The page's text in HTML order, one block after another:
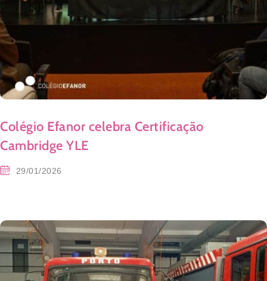
Colégio Efanor celebra Certificação
Cambridge YLE
29/01/2026